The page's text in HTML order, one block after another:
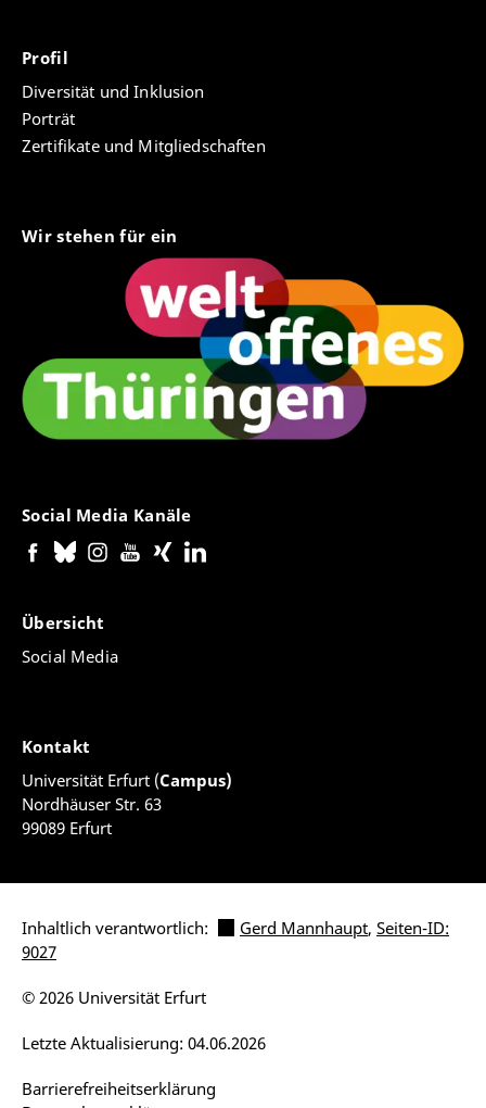
Profil
Diversität und Inklusion
Porträt
Zertifikate und Mitgliedschaften
Wir stehen für ein
Social Media Kanäle
Übersicht
Social Media
Kontakt
Universität Erfurt (Campus)
Nordhäuser Str. 63
99089 Erfurt
Inhaltlich verantwortlich: Gerd Mannhaupt, Seiten-ID:
9027
Barrierefreiheitserklärung
Letzte Aktualisierung: 04.06.2026
© 2026 Universität Erfurt